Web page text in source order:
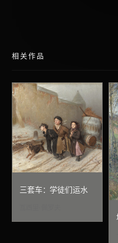
相关作品
三套车：学徒们运水